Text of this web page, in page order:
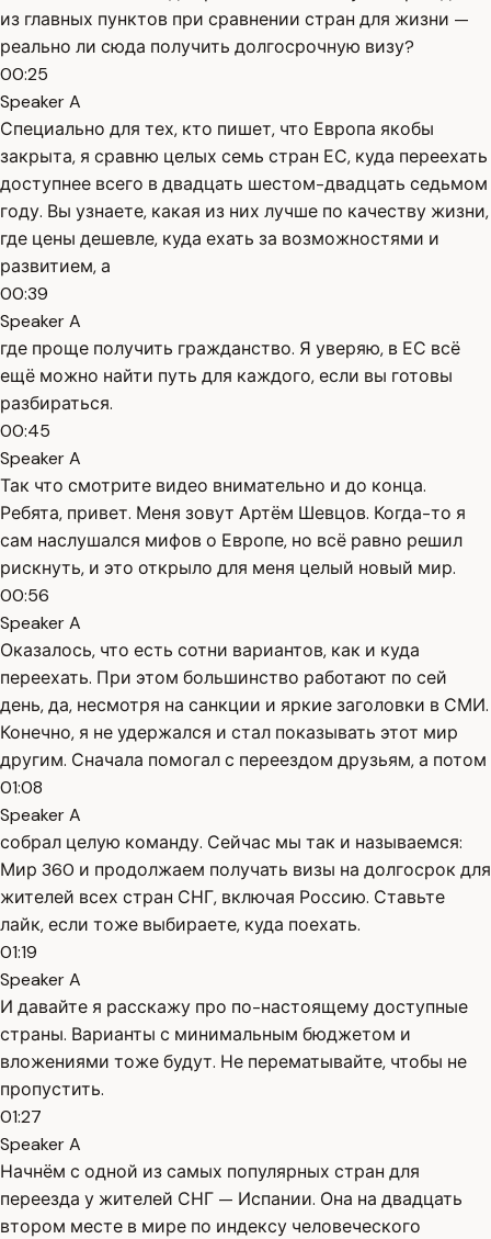
из главных пунктов при сравнении стран для жизни —
реально ли сюда получить долгосрочную визу?
00:25
Speaker A
Специально для тех, кто пишет, что Европа якобы
закрыта, я сравню целых семь стран ЕС, куда переехать
доступнее всего в двадцать шестом-двадцать седьмом
году. Вы узнаете, какая из них лучше по качеству жизни,
где цены дешевле, куда ехать за возможностями и
развитием, а
00:39
Speaker A
где проще получить гражданство. Я уверяю, в ЕС всё
ещё можно найти путь для каждого, если вы готовы
разбираться.
00:45
Speaker A
Так что смотрите видео внимательно и до конца.
Ребята, привет. Меня зовут Артём Шевцов. Когда-то я
сам наслушался мифов о Европе, но всё равно решил
рискнуть, и это открыло для меня целый новый мир.
00:56
Speaker A
Оказалось, что есть сотни вариантов, как и куда
переехать. При этом большинство работают по сей
день, да, несмотря на санкции и яркие заголовки в СМИ.
Конечно, я не удержался и стал показывать этот мир
другим. Сначала помогал с переездом друзьям, а потом
01:08
Speaker A
собрал целую команду. Сейчас мы так и называемся:
Мир 360 и продолжаем получать визы на долгосрок для
жителей всех стран СНГ, включая Россию. Ставьте
лайк, если тоже выбираете, куда поехать.
01:19
Speaker A
И давайте я расскажу про по-настоящему доступные
страны. Варианты с минимальным бюджетом и
вложениями тоже будут. Не перематывайте, чтобы не
пропустить.
01:27
Speaker A
Начнём с одной из самых популярных стран для
переезда у жителей СНГ — Испании. Она на двадцать
втором месте в мире по индексу человеческого